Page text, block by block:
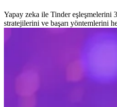
Yapay zeka ile Tinder eşleşmelerini
stratejilerini ve başarı yöntemlerini